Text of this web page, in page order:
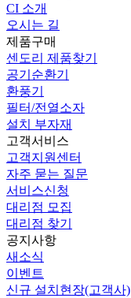
CI 소개
오시는 길
제품구매
센도리 제품찾기
공기순환기
환풍기
필터/전열소자
설치 부자재
고객서비스
고객지원센터
자주 묻는 질문
서비스신청
대리점 모집
대리점 찾기
공지사항
새소식
이벤트
신규 설치현장(고객사)